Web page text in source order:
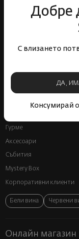
Добре
С влизането
ДА,
Консумирай
Бърза доставка
ВИНО
Гурме
Аксесоари
Събития
Mystery Box
Корпоративни клиенти
Бели вина Червени
Онлайн магазин